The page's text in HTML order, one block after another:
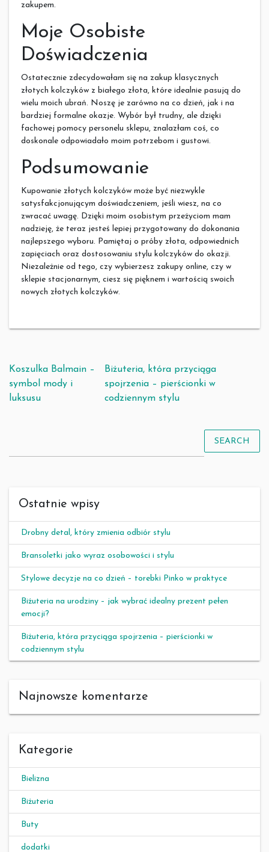
zakupem.
Moje Osobiste
Doświadczenia
Ostatecznie zdecydowałam się na zakup klasycznych
złotych kolczyków z białego złota, które idealnie pasują do
wielu moich ubrań. Noszę je zarówno na co dzień, jak i na
bardziej formalne okazje. Wybór był trudny, ale dzięki
fachowej pomocy personelu sklepu, znalazłam coś, co
doskonale odpowiadało moim potrzebom i gustowi.
Podsumowanie
Kupowanie złotych kolczyków może być niezwykle
satysfakcjonującym doświadczeniem, jeśli wiesz, na co
zwracać uwagę. Dzięki moim osobistym przeżyciom mam
nadzieję, że teraz jesteś lepiej przygotowany do dokonania
najlepszego wyboru. Pamiętaj o próby złota, odpowiednich
zapięciach oraz dostosowaniu stylu kolczyków do okazji.
Niezależnie od tego, czy wybierzesz zakupy online, czy w
sklepie stacjonarnym, ciesz się pięknem i wartością swoich
nowych złotych kolczyków.
Nawigacja wpisu
Koszulka Balmain –
symbol mody i
luksusu
Biżuteria, która przyciąga
spojrzenia – pierścionki w
codziennym stylu
SEARCH
Ostatnie wpisy
Drobny detal, który zmienia odbiór stylu
Bransoletki jako wyraz osobowości i stylu
Stylowe decyzje na co dzień – torebki Pinko w praktyce
Biżuteria na urodziny – jak wybrać idealny prezent pełen
emocji?
Biżuteria, która przyciąga spojrzenia – pierścionki w
codziennym stylu
Najnowsze komentarze
Kategorie
Bielizna
Biżuteria
Buty
dodatki